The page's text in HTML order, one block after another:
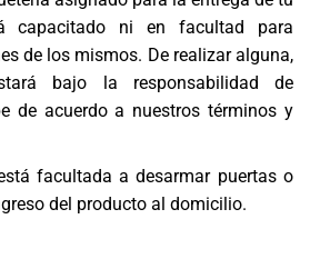
capacitado ni en facultad para
de los mismos. De realizar alguna,
bajo la responsabilidad de
de acuerdo a nuestros términos y
facultada a desarmar puertas o
del producto al domicilio.